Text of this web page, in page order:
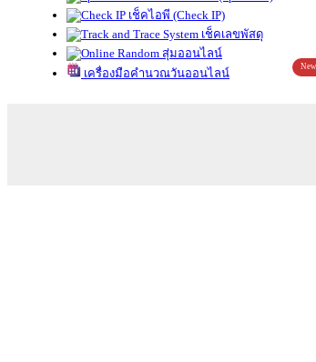
เช็คไอพี (Check IP)
เช็คเลขพัสดุ
สุ่มออนไลน์
เครื่องมือคำนวณวันออนไลน์
New